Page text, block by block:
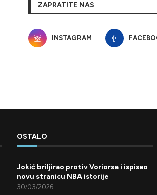
ZAPRATITE NAS
INSTAGRAM
OSTALO
Jokić briljirao protiv Voriorsa i ispisao
novu stranicu NBA istorije
30/03/2026